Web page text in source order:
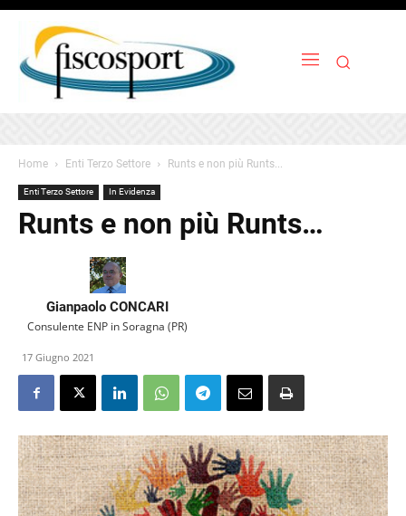
Home Enti Terzo Settore Runts e non più Runts...
Enti Terzo Settore In Evidenza
Runts e non più Runts…
Gianpaolo CONCARI
Consulente ENP in Soragna (PR)
17 Giugno 2021